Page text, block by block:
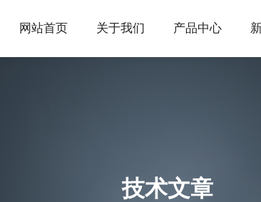
网站首页 关于我们 产品中心
技术文章